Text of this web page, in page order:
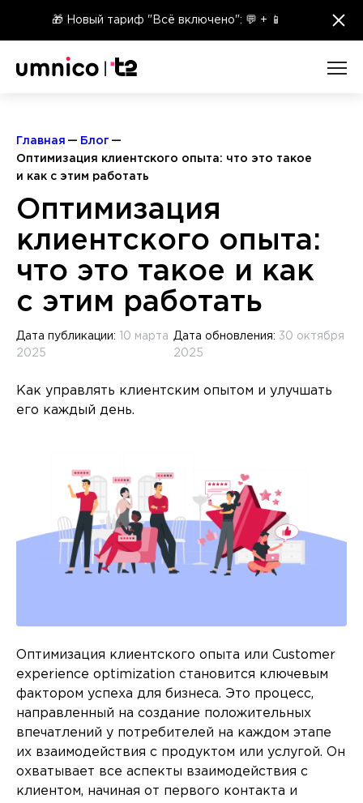
🎁 Новый тариф "Всё включено": 💬 + 📱 ×
Главная
Блог
Оптимизация клиентского опыта: что это такое
и как с этим работать
Оптимизация
клиентского опыта:
что это такое и как
с этим работать
Дата публикации:
10 марта
2025
Дата обновления: 30 октября
2025
Как управлять клиентским опытом и улучшать
его каждый день.
Оптимизация клиентского опыта или Customer
experience optimization становится ключевым
фактором успеха для бизнеса. Это процесс,
направленный на создание положительных
впечатлений у потребителей на каждом этапе
их взаимодействия с продуктом или услугой. Он
охватывает все аспекты взаимодействия с
клиентом, начиная от первого контакта и